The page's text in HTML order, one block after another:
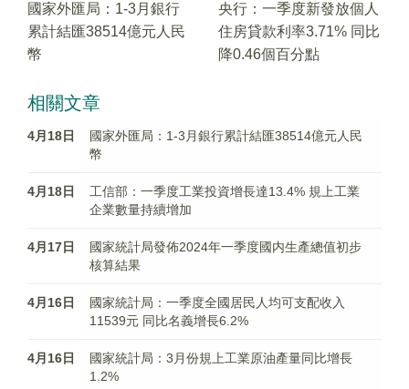
國家外匯局：1-3月銀行
累計結匯38514億元人民
幣
央行：一季度新發放個人
住房貸款利率3.71% 同比
降0.46個百分點
相關文章
4月18日
國家外匯局：1-3月銀行累計結匯38514億元人民
幣
4月18日
工信部：一季度工業投資增長達13.4% 規上工業
企業數量持續增加
4月17日
國家統計局發佈2024年一季度國内生產總值初步
核算結果
4月16日
國家統計局：一季度全國居民人均可支配收入
11539元 同比名義增長6.2%
4月16日
國家統計局：3月份規上工業原油產量同比增長
1.2%